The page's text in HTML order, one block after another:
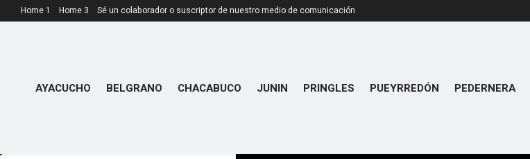
LATEST TRENDING
viviendas, y el municipio fue
parte primordial para que eso
Home 1 Home 3 Sé un colaborador o suscriptor de nuestro medio de comunicación
AYACUCHO BELGRANO CHACABUCO JUNIN PRINGLES PUEYRREDÓN PEDERNERA